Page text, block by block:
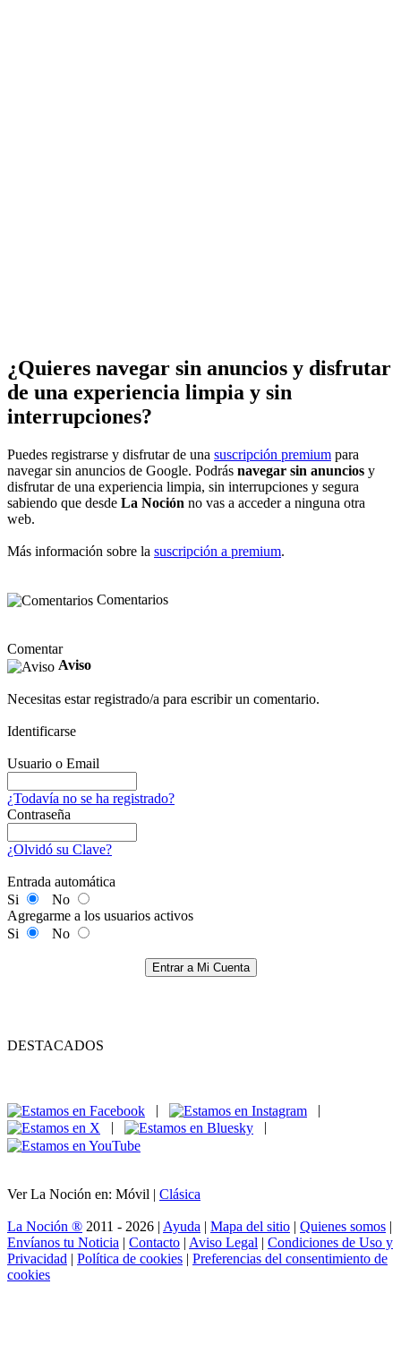
¿Quieres navegar sin anuncios y disfrutar
de una experiencia limpia y sin
interrupciones?
Puedes registrarse y disfrutar de una suscripción premium para
navegar sin anuncios de Google. Podrás navegar sin anuncios y
disfrutar de una experiencia limpia, sin interrupciones y segura
sabiendo que desde La Noción no vas a acceder a ninguna otra
web.
Más información sobre la suscripción a premium.
Comentarios
Comentar
Aviso
Necesitas estar registrado/a para escribir un comentario.
Identificarse
Usuario o Email
¿Todavía no se ha registrado?
Contraseña
¿Olvidó su Clave?
Entrada automática
Si
No
Agregarme a los usuarios activos
Si
No
Entrar a Mi Cuenta
DESTACADOS
|
|
|
|
Ver La Noción en: Móvil | Clásica
La Noción ® 2011 - 2026 | Ayuda | Mapa del sitio | Quienes somos |
Envíanos tu Noticia | Contacto | Aviso Legal | Condiciones de Uso y
Privacidad | Política de cookies | Preferencias del consentimiento de
cookies